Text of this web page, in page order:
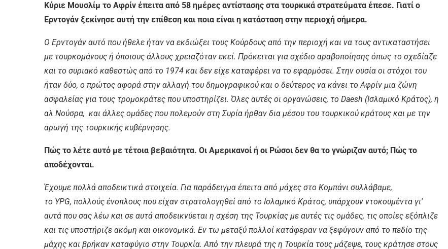
Κύριε Μουσλίμ το Αφρίν έπειτα από 58 ημέρες αντίστασης στα τουρκικά στρατεύματα έπεσε. Γιατί ο
Ερντογάν ξεκίνησε αυτή την επίθεση και ποια είναι η κατάσταση στην περιοχή σήμερα.
Ο Ερντογάν αυτό που ήθελε ήταν να εκδιώξει τους Κούρδους από την περιοχή και να τους αντικαταστήσει
με τουρκομάνους ή όποιους άλλους χρειαζόταν εκεί. Πρόκειται για σχέδιο αραβοποίησης όπως το σχεδίαζε
και το συριακό καθεστώς από το 1974 και δεν είχε καταφέρει να το εφαρμόσει. Στην ουσία οι στόχοι του
ήταν δύο, ο πρώτος αφορά στην αλλαγή του δημογραφικού και ο δεύτερος να κάνει το Αφρίν μια ζώνη
ασφαλείας για τους τρομοκράτες που υποστηρίζει. Όλες αυτές οι οργανώσεις, το Daesh (Ισλαμικό Κράτος), η
αλ Νούσρα, και άλλες ομάδες που πολεμούν στη Συρία ήρθαν δια μέσου του τουρκικού κράτους και με την
αρωγή της τουρκικής κυβέρνησης.
Πώς το λέτε αυτό με τέτοια βεβαιότητα. Οι Αμερικανοί ή οι Ρώσοι δεν θα το γνώριζαν αυτό; Πώς το
αποδέχονται.
Έχουμε πολλά αποδεικτικά στοιχεία. Για παράδειγμα έπειτα από μάχες στο Κομπάνι συλλάβαμε,
το YPG, πολλούς ένοπλους που είχαν στρατολογηθεί από το Ισλαμικό Κράτος, υπάρχουν ντοκουμέντα γι′
αυτά που σας λέω και σε αυτά αποδεικνύεται η σχέση της Τουρκίας με αυτές τις ομάδες, τις οποίες εξόπλιζε
και τις υποστήριζε ακόμη και οικονομικά. Εν τω μεταξύ πολλοί κατάφεραν να ξεφύγουν από το πεδίο της
μάχης και βρήκαν καταφύγιο στην Τουρκία. Από την πλευρά της η Τουρκία τους μάζεψε, τους κράτησε στους